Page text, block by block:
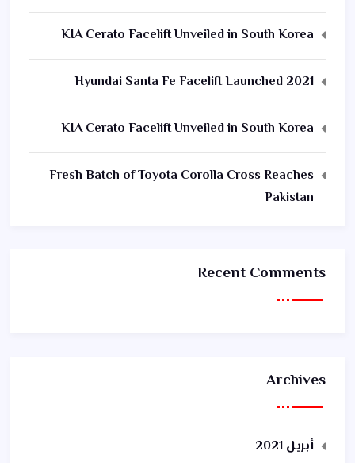
KIA Cerato Facelift Unveiled in South Korea
2021 Hyundai Santa Fe Facelift Launched
KIA Cerato Facelift Unveiled in South Korea
Fresh Batch of Toyota Corolla Cross Reaches
Pakistan
Recent Comments
Archives
أبريل 2021